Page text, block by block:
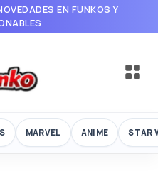
EN FUNKOS Y
MARVEL ANIME STAR